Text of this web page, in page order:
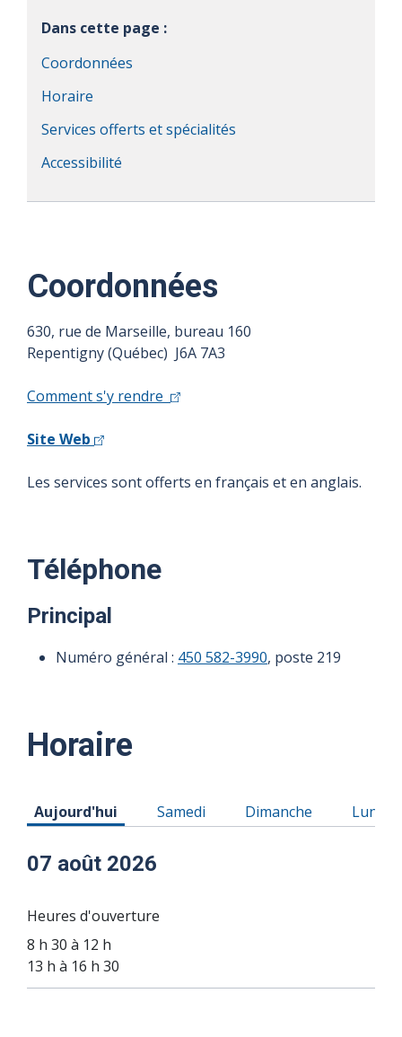
Dans cette page :
Coordonnées
Horaire
Services offerts et spécialités
Accessibilité
Coordonnées
630, rue de Marseille, bureau 160
Repentigny (Québec) J6A 7A3
Comment s'y rendre
Site Web
Les services sont offerts en français et en anglais.
Téléphone
Principal
Numéro général : 450 582-3990, poste 219
Horaire
Horaire du Vendredi 07 août 2026
Aujourd'hui Horaire du Samedi 08 août 2026
Samedi Horaire du Dimanche
Dimanche Lundi
07 août 2026
Heures d'ouverture
8 h 30 à 12 h
13 h à 16 h 30